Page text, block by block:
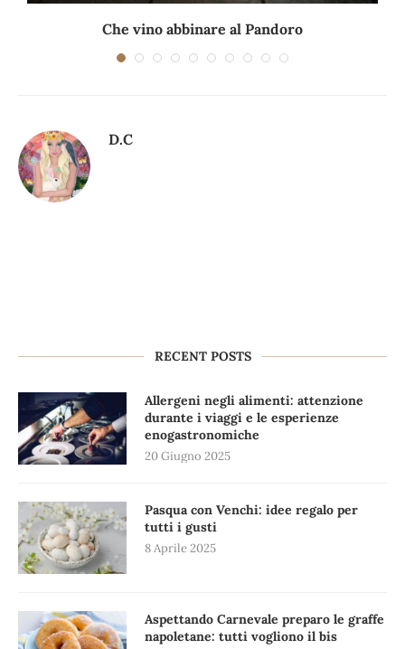
Che vino abbinare al Pandoro
D.C
RECENT POSTS
Allergeni negli alimenti: attenzione
durante i viaggi e le esperienze
enogastronomiche
20 Giugno 2025
Pasqua con Venchi: idee regalo per
tutti i gusti
8 Aprile 2025
Aspettando Carnevale preparo le graffe
napoletane: tutti vogliono il bis